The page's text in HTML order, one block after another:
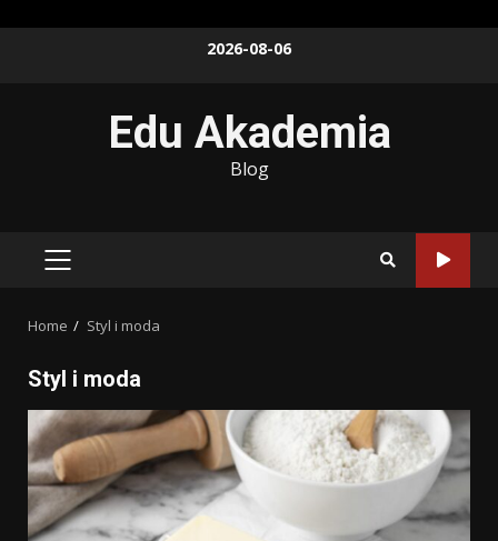
2026-08-06
Edu Akademia
Blog
PRIMARY
Home Styl i moda
Styl i moda